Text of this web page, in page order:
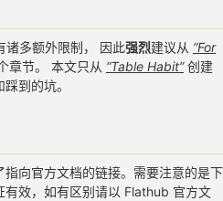
诸多额外限制， 因此强烈建议从 “For
章节。 本文只从 “Table Habit”创建
到的坑。
向官方文档的链接。需要注意的是下
效，如有区别请以 Flathub 官方文